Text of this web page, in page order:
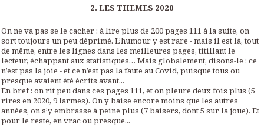
2. LES THEMES 2020
On ne va pas se le cacher : à lire plus de 200 pages 111 à la suite, on
sort toujours un peu déprimé. L’humour y est rare - mais il est là, tout
de même, entre les lignes dans les meilleures pages, titillant le
lecteur, échappant aux statistiques… Mais globalement, disons-le : ce
n’est pas la joie - et ce n’est pas la faute au Covid, puisque tous ou
presque avaient été écrits avant...
En bref : on rit peu dans ces pages 111, et on pleure deux fois plus (5
rires en 2020, 9 larmes). On y baise encore moins que les autres
années, on s’y embrasse à peine plus (7 baisers, dont 5 sur la joue). Et
pour le reste, en vrac ou presque...